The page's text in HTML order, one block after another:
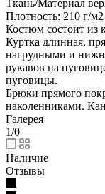
Ткань/Материал
Плотность: 210 г/м2
Костюм состоит из
Куртка длинная,
нагрудными и
рукавов на
пуговицы.
Брюки прямого
наколенниками.
Галерея
1/0 —
Наличие
Отзывы